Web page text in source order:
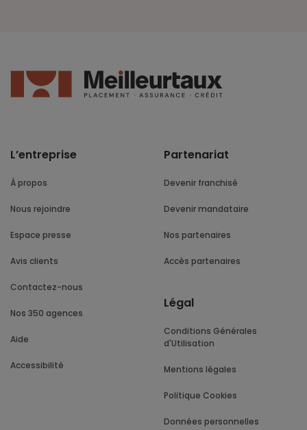
L’entreprise
À propos
Nous rejoindre
Espace presse
Avis clients
Contactez-nous
Nos 350 agences
Aide
Accessibilité
Partenariat
Devenir franchisé
Devenir mandataire
Nos partenaires
Accès partenaires
Légal
Conditions Générales
d'Utilisation
Mentions légales
Politique Cookies
Données personnelles